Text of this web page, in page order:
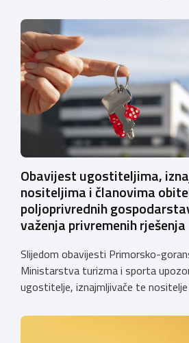
dopunama Pravilnika o posebnim
kojima se obavlja javni cestovni
vlastite potrebe. Komora će se i u
Obavijest ugostiteljima,
nositeljima i članovima
poljoprivrednih
važenja privremenih rješenja
Slijedom obavijesti Primorsko-
Ministarstva turizma i sporta
ugostitelje, iznajmljivače te
privremenih rješenja izdanih